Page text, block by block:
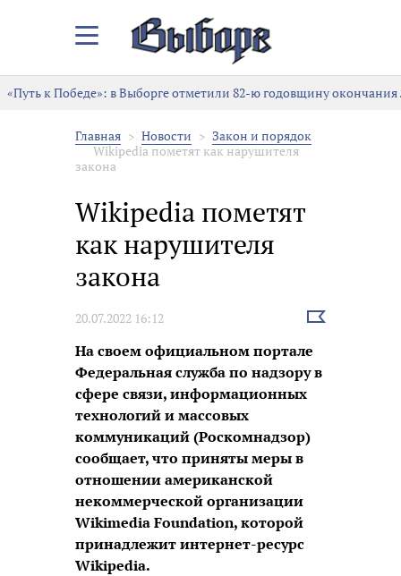
Закрыть/
меню
«Путь к Победе»: в Выборге отметили 82-ю годовщину окончания
Главная Новости
Закон и порядок
Wikipedia пометят как нарушителя
закона
Wikipedia пометят
как нарушителя
закона
20.07.2022 16:12
Выбрать
На своем официальном портале
Федеральная служба по надзору в
сфере связи, информационных
технологий и массовых
коммуникаций (Роскомнадзор)
сообщает, что приняты меры в
отношении американской
некоммерческой организации
Wikimedia Foundation, которой
принадлежит интернет-ресурс
Wikipedia.